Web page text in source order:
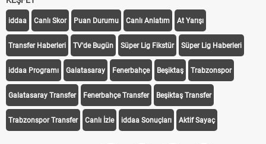
iddaa Canlı Skor Puan Durumu Canlı Anlatım At Yarışı
Transfer Haberleri TV'de Bugün Süper Lig Fikstür Süper Lig Haberleri
iddaa Programı Galatasaray Fenerbahçe Beşiktaş Trabzonspor
Galatasaray Transfer Fenerbahçe Transfer Beşiktaş Transfer
Trabzonspor Transfer Canlı İzle iddaa Sonuçları Aktif Sayaç